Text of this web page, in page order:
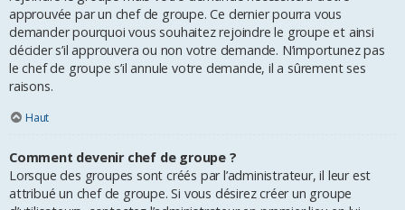
approuvée par un chef de groupe. Ce dernier pourra vous
demander pourquoi vous souhaitez rejoindre le groupe et ainsi
décider s’il approuvera ou non votre demande. N’importunez pas
le chef de groupe s’il annule votre demande, il a sûrement ses
raisons.
Haut
Comment devenir chef de groupe ?
Lorsque des groupes sont créés par l’administrateur, il leur est
attribué un chef de groupe. Si vous désirez créer un groupe